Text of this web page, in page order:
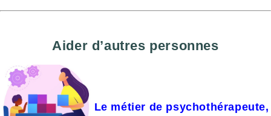
Aider d’autres personnes
Le métier de psychothérapeute,